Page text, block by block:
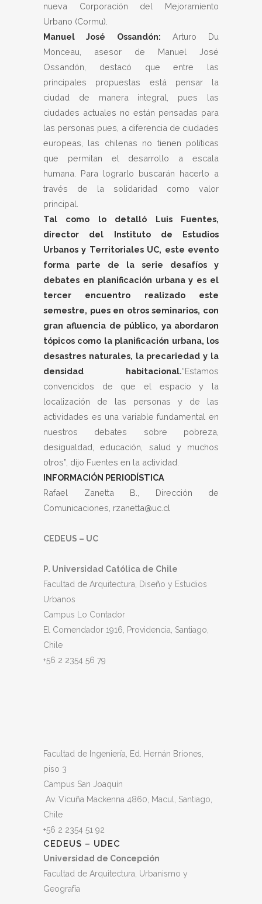
nueva Corporación del Mejoramiento
Urbano (Cormu).
Manuel José Ossandón: Arturo Du
Monceau, asesor de Manuel José
Ossandón, destacó que entre las
principales propuestas está pensar la
ciudad de manera integral, pues las
ciudades actuales no están pensadas para
las personas pues, a diferencia de ciudades
europeas, las chilenas no tienen políticas
que permitan el desarrollo a escala
humana. Para lograrlo buscarán hacerlo a
través de la solidaridad como valor
principal.
Tal como lo detalló Luis Fuentes,
director del Instituto de Estudios
Urbanos y Territoriales UC, este evento
forma parte de la serie desafíos y
debates en planificación urbana y es el
tercer encuentro realizado este
semestre, pues en otros seminarios, con
gran afluencia de público, ya abordaron
tópicos como la planificación urbana, los
desastres naturales, la precariedad y la
densidad habitacional.“Estamos
convencidos de que el espacio y la
localización de las personas y de las
actividades es una variable fundamental en
nuestros debates sobre pobreza,
desigualdad, educación, salud y muchos
otros”, dijo Fuentes en la actividad.
INFORMACIÓN PERIODÍSTICA
Rafael Zanetta B., Dirección de
Comunicaciones, rzanetta@uc.cl
CEDEUS – UC
P. Universidad Católica de Chile
Facultad de Arquitectura, Diseño y Estudios
Urbanos
Campus Lo Contador
El Comendador 1916, Providencia, Santiago,
Chile
+56 2 2354 56 79
Facultad de Ingeniería, Ed. Hernán Briones,
piso 3
Campus San Joaquín
Av. Vicuña Mackenna 4860, Macul
, Santiago,
Chile
+56 2 2354 51 92
CEDEUS – UDEC
Universidad de Concepción
Facultad de Arquitectura, Urbanismo y
Geografía